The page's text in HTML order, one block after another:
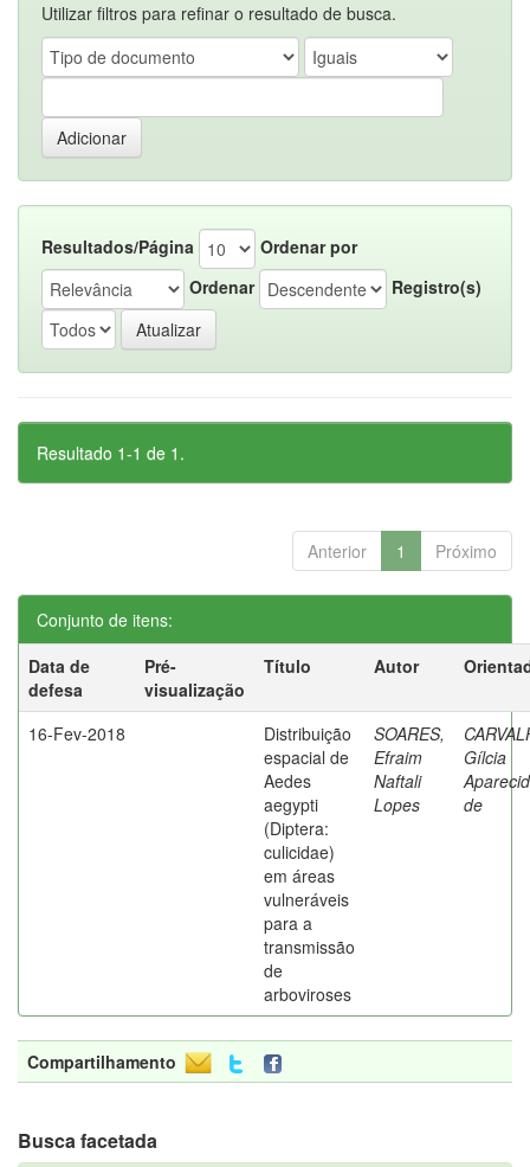
Utilizar filtros para refinar o resultado de busca.
Resultados/Página
Ordenar por
Ordenar
Registro(s)
Resultado 1-1 de 1.
Anterior 1 Próximo
Conjunto de itens:
Data de
defesa
Pré-
visualização
Título Autor
16-Fev-2018
Distribuição
espacial de
Aedes
aegypti
(Diptera:
culicidae)
em áreas
vulneráveis
para a
transmissão
de
arboviroses
SOARES,
Efraim
Naftali
Lopes
Gílcia
de
Compartilhamento
Busca facetada